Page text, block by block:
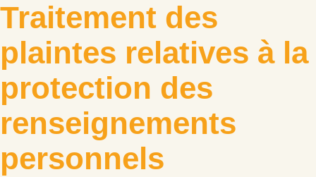
Traitement des
plaintes relatives à la
protection des
renseignements
personnels